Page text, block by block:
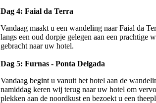
Dag 4: Faial da Terra
Vandaag maakt u een wandeling naar Faial da
langs een oud dorpje gelegen aan een
gebracht naar uw hotel.
Dag 5: Furnas - Ponta Delgada
Vandaag begint u vanuit het hotel aan de
namiddag keren wij terug naar uw hotel om
plekken aan de noordkust en bezoekt u een